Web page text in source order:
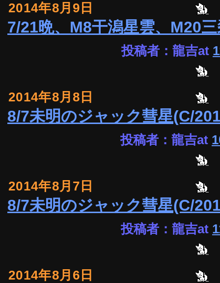
2014年8月9日
7/21晩、M8干潟星雲、M20
投稿者：龍吉at
2014年8月8日
8/7未明のジャック彗星(C/
投稿者：龍吉at
2014年8月7日
8/7未明のジャック彗星(C/
投稿者：龍吉at
2014年8月6日